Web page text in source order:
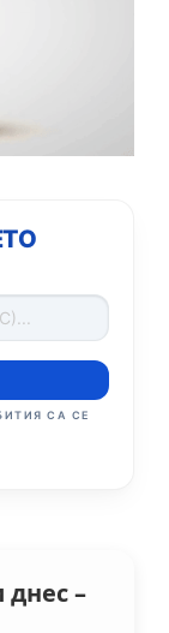
СА СЕ
–